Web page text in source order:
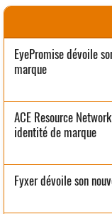
EyePromise dévoile
marque
ACE Resource
identité de marque
Fyxer dévoile son